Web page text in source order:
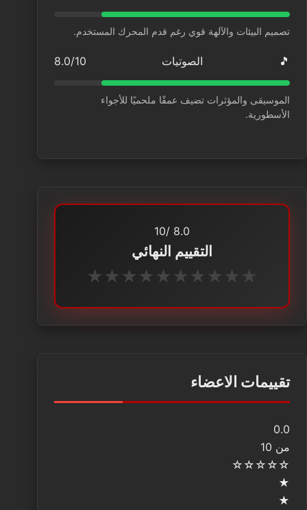
تصميم البيئات والآلهة قوي رغم قدم المحرك المستخدم.
🎵 الصوتيات 8.0/10
الموسيقى والمؤثرات تضيف عمقًا ملحميًا للأجواء
الأسطورية.
8.0
/10
التقييم النهائي
★
★
★
★
★
★
★
★
★
★
تقييمات الاعضاء
0.0
من 10
☆
☆
☆
☆
☆
★
★